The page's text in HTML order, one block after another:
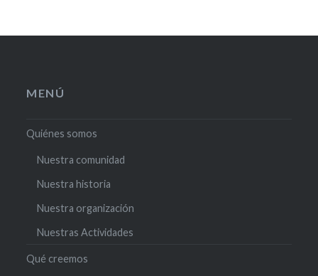
MENÚ
Quiénes somos
Nuestra comunidad
Nuestra historia
Nuestra organización
Nuestras Actividades
Qué creemos